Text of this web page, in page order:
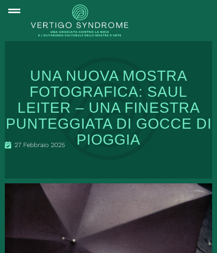
UNA NUOVA MOSTRA
FOTOGRAFICA: SAUL
LEITER – UNA FINESTRA
PUNTEGGIATA DI GOCCE DI
PIOGGIA
27 Febbraio 2025